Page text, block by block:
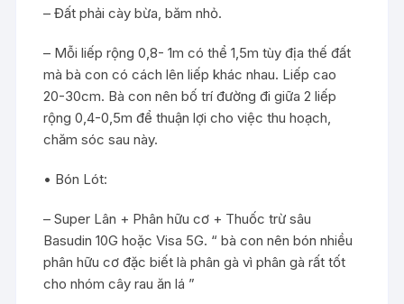
– Đất phải cày bừa, băm nhỏ.
– Mỗi liếp rộng 0,8- 1m có thể 1,5m tùy địa thế đất
mà bà con có cách lên liếp khác nhau. Liếp cao
20-30cm. Bà con nên bố trí đường đi giữa 2 liếp
rộng 0,4-0,5m để thuận lợi cho việc thu hoạch,
chăm sóc sau này.
• Bón Lót:
– Super Lân + Phân hữu cơ + Thuốc trừ sâu
Basudin 10G hoặc Visa 5G. “ bà con nên bón nhiều
phân hữu cơ đặc biết là phân gà vì phân gà rất tốt
cho nhóm cây rau ăn lá ”